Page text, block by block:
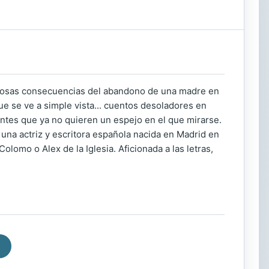
consecuencias del abandono de una madre en
se ve a simple vista... cuentos desoladores en
que ya no quieren un espejo en el que mirarse.
actriz y escritora española nacida en Madrid en
o Alex de la Iglesia. Aficionada a las letras,